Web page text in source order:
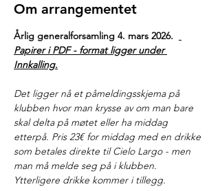
Om arrangementet
Årlig generalforsamling 4. mars 2026.
Papirer i PDF - format ligger under
Innkalling.
Det ligger nå et påmeldingsskjema på
klubben hvor man krysse av om man bare
skal delta på møtet eller ha middag
etterpå. Pris 23€ for middag med en drikke
som betales direkte til Cielo Largo - men
man må melde seg på i klubben.
Ytterligere drikke kommer i tillegg.